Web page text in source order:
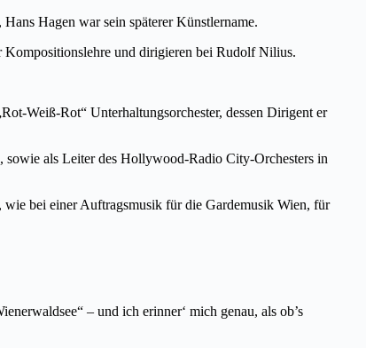
Hagen war sein späterer Künstlername.
Kompositionslehre und dirigieren bei Rudolf Nilius.
Weiß-Rot“ Unterhaltungsorchester, dessen Dirigent er
als Leiter des Hollywood-Radio City-Orchesters in
wie bei einer Auftragsmusik für die Gardemusik Wien, für
– und ich erinner‘ mich genau, als ob’s